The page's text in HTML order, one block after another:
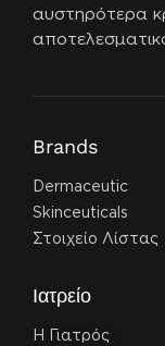
αυστηρότερα
Brands
Dermaceutic
Skinceuticals
Στοιχείο Λίστας
Ιατρείο
Η Γιατρός